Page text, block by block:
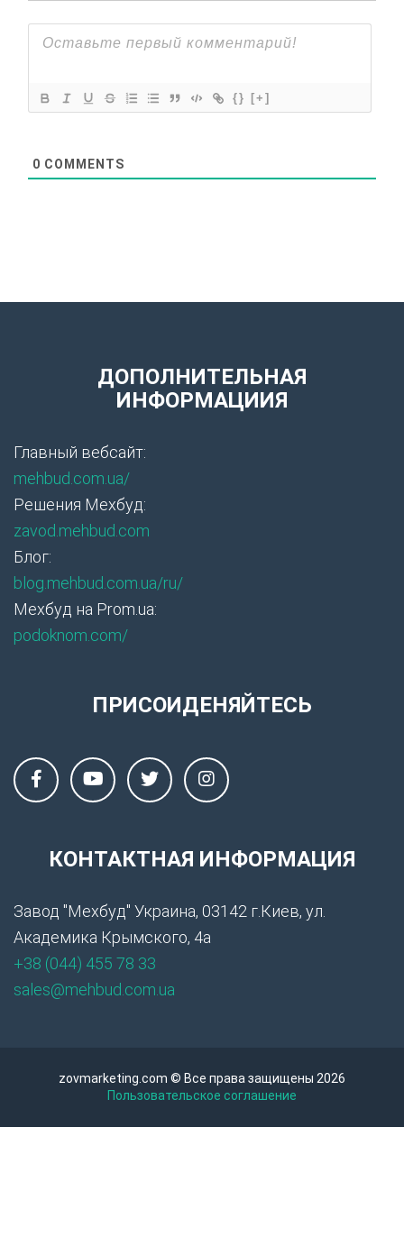
{} [+]
0 COMMENTS
ДОПОЛНИТЕЛЬНАЯ
ИНФОРМАЦИИЯ
Главный вебсайт:
mehbud.com.ua/
Решения Мехбуд:
zavod.mehbud.com
Блог:
blog.mehbud.com.ua/ru/
Мехбуд на Prom.ua:
podoknom.com/
ПРИСОИДЕНЯЙТЕСЬ
КОНТАКТНАЯ ИНФОРМАЦИЯ
Завод "Мехбуд" Украина, 03142 г.Киев, ул.
Академика Крымского, 4а
+38 (044) 455 78 33
sales@mehbud.com.ua
zovmarketing.com © Все права защищены 2026
Пользовательское соглашение